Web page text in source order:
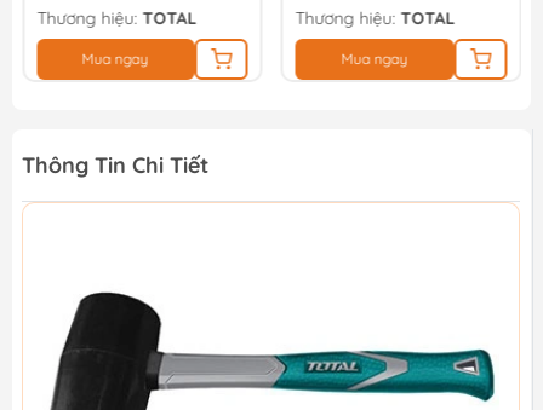
Thương hiệu: TOTAL
Mua ngay
Thương hiệu:TOTAL
Mua ngay
Thông Tin Chi Tiết